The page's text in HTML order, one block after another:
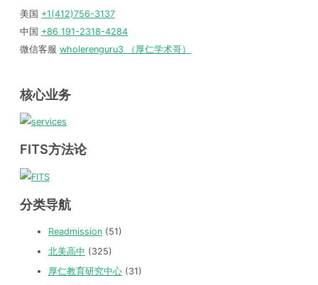
美国 +1(412)756-3137
中国 +86 191-2318-4284
微信客服 wholerenguru3 （厚仁学术哥）
核心业务
FITS方法论
分类导航
Readmission (51)
北美高中 (325)
厚仁教育研究中心 (31)